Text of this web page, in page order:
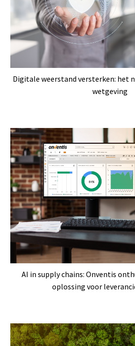
Digitale weerstand versterken: het
wetgeving
AI in supply chains: Onventis
oplossing voor